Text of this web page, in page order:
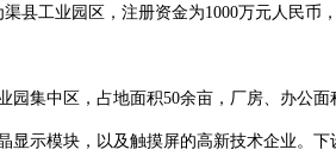
县工业园区，注册资金为1000万元人民币
集中区，占地面积50余亩，厂房、办公面
显示模块，以及触摸屏的高新技术企业。